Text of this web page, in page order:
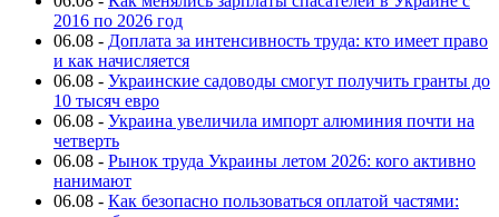
2016 по 2026 год
06.08 - Доплата за интенсивность труда: кто имеет право
и как начисляется
06.08 - Украинские садоводы смогут получить гранты до
10 тысяч евро
06.08 - Украина увеличила импорт алюминия почти на
четверть
06.08 - Рынок труда Украины летом 2026: кого активно
нанимают
06.08 - Как безопасно пользоваться оплатой частями: